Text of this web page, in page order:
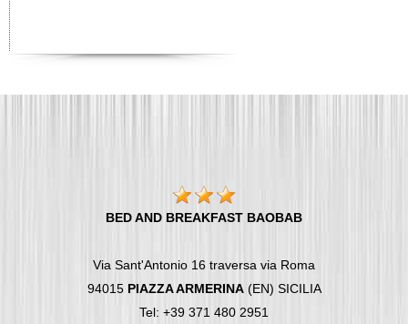
BED AND BREAKFAST BAOBAB
Via Sant'Antonio 16 traversa via Roma
94015 PIAZZA ARMERINA(EN) SICILIA
Tel: +39 371 480 2951